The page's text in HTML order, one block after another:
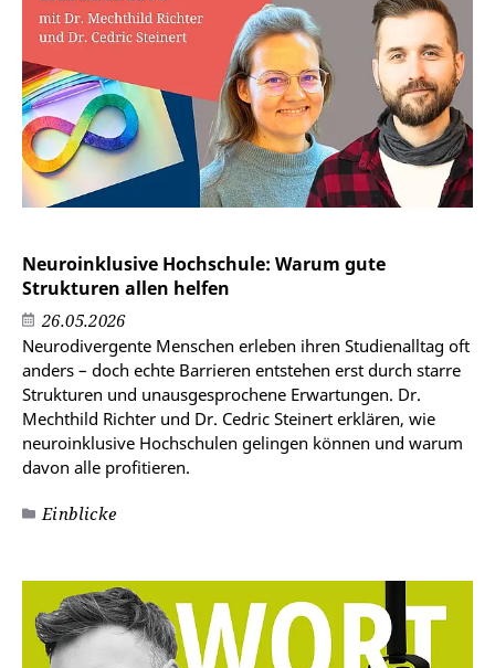
Neuroinklusive Hochschule: Warum gute
Strukturen allen helfen
26.05.2026
Neurodivergente Menschen erleben ihren Studienalltag oft
anders – doch echte Barrieren entstehen erst durch starre
Strukturen und unausgesprochene Erwartungen. Dr.
Mechthild Richter und Dr. Cedric Steinert erklären, wie
neuroinklusive Hochschulen gelingen können und warum
davon alle profitieren.
Einblicke